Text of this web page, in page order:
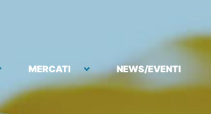
MERCATI NEWS/EVENTI